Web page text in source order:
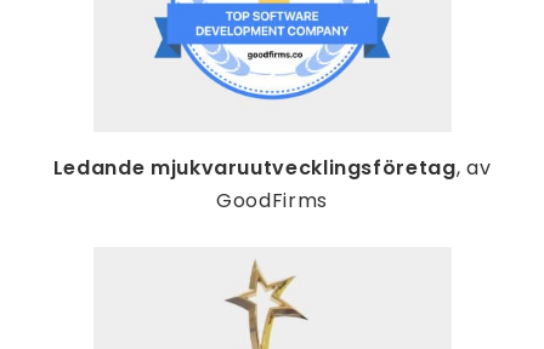
Ledande mjukvaruutvecklingsföretag, av
GoodFirms